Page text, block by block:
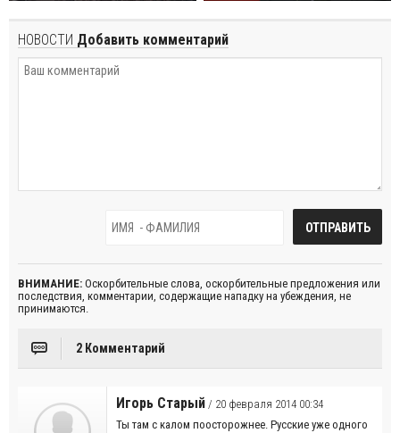
НОВОСТИ Добавить комментарий
ВНИМАНИЕ: Оскорбительные слова, оскорбительные предложения или
последствия, комментарии, содержащие нападку на убеждения, не
принимаются.
2 Комментарий
Игорь Старый / 20 февраля 2014 00:34
Ты там с калом поосторожнее. Русские уже одного